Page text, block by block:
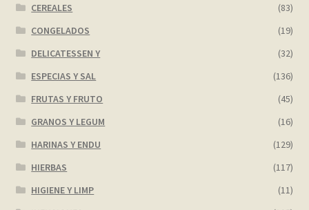
Sample Page
Tienda
Wishlist
CEREALES
(83)
CONGELADOS
(19)
DELICATESSEN Y
(32)
ESPECIAS Y SAL
(136)
FRUTAS Y FRUTO
(45)
GRANOS Y LEGUM
(16)
HARINAS Y ENDU
(129)
HIERBAS
(117)
HIGIENE Y LIMP
(11)